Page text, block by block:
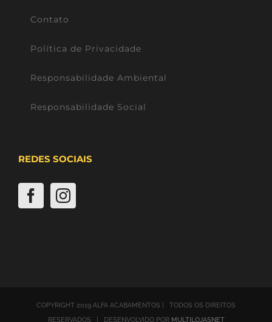
Contato
Política de Privacidade
Responsabilidade Ambiental
Responsabilidade Social
REDES SOCIAIS
COPYRIGHT 2019 ALFA ACABAMENTOS | TODOS OS DIREITOS
RESERVADOS | DESENVOLVIDO POR MULTILOJASNET